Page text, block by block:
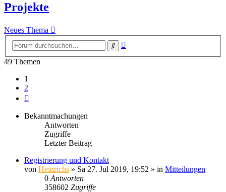
Projekte
Neues Thema
Suche
49 Themen
1
2
Bekanntmachungen
Antworten
Zugriffe
Letzter Beitrag
Registrierung und Kontakt
von Heinrichs » Sa 27. Jul 2019, 19:52 » in Mitteilungen
0 Antworten
358602 Zugriffe